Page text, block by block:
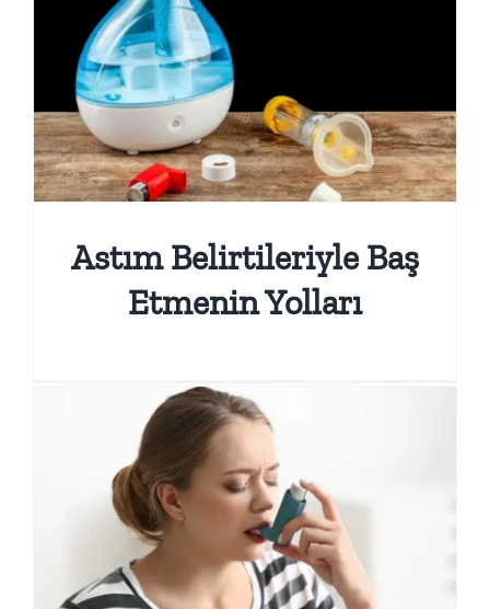
Astım Belirtileriyle Baş
Etmenin Yolları